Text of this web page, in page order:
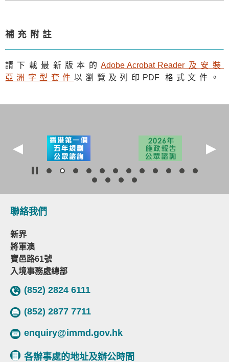
補充附註
請下載最新版本的Adobe Acrobat Reader及安裝
亞洲字型套件 以瀏覽及列印 PDF 格式文件。
聯絡我們
新界
將軍澳
寶邑路61號
入境事務處總部
(852) 2824 6111
(852) 2877 7711
enquiry@immd.gov.hk
各辦事處的地址及辦公時間